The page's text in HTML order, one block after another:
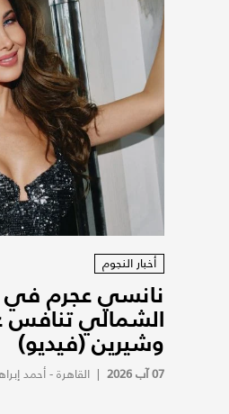
أخبار النجوم
نانسي عجرم في
الشمالي تنافس
وشيرين (فيديو)
07 آب 2026 | القاهرة - أحمد